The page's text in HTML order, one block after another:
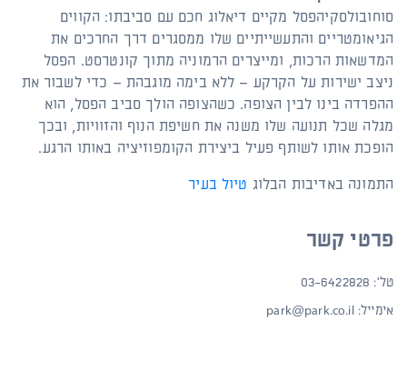
סוחובולסקיהפסל מקיים דיאלוג חכם עם סביבתו: הקווים
הגיאומטריים והתעשייתיים שלו ממסגרים דרך החרכים את
המדשאות הרכות, ומייצרים הרמוניה מתוך קונטרסט. הפסל
ניצב ישירות על הקרקע – ללא בימה מוגבהת – כדי לשבור את
ההפרדה בינו לבין הצופה. כשהצופה הולך סביב הפסל, הוא
מגלה שכל תנועה שלו משנה את חשיפת הנוף והזוויות, ובכך
הופכת אותו לשותף פעיל ביצירת הקומפוזיציה באותו הרגע.
התמונה באדיבות הבלוג טיול בעיר
פרטי קשר
טל': 03-6422828
אימייל: park@park.co.il